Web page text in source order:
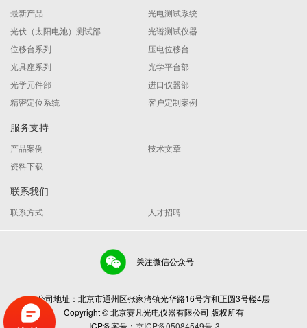
最新产品
光电测试系统
光伏（太阳电池）测试部
光谱测试仪器
位移台系列
压电位移台
光具座系列
光学平台部
光学元件部
进口仪器部
精密定位系统
客户定制案例
服务支持
产品案例
技术文章
资料下载
联系我们
联系方式 人才招聘
关注微信公众号
公司地址：北京市通州区张家湾镇光华路16号方和正圆3号楼4层
Copyright © 北京赛凡光电仪器有限公司 版权所有
ICP备案号： 京ICP备05084549号-3